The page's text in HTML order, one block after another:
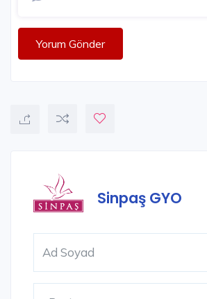
Yorum Gönder
Sinpaş GYO